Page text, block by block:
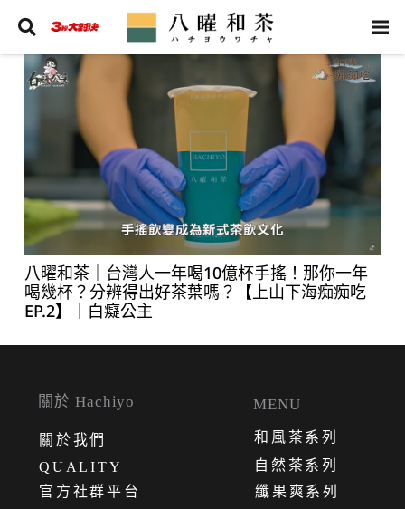
八曜和茶｜台灣人一年喝10億杯手搖！那你一年
喝幾杯？分辨得出好茶葉嗎？【上山下海痴痴吃
EP.2】｜白癡公主
關於 Hachiyo
關 於我們
QUALITY
官方社群平台
纖果爽系列
自然茶系列
和風茶系列
MENU